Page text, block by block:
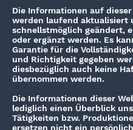
Die Informationen auf
werden laufend aktualisiert
schnellstmöglich geändert,
oder ergänzt werden. Es
Garantie für die
und Richtigkeit gegeben
diesbezüglich auch keine
übernommen werden.
Die Informationen dieser
lediglich einen Überblick
Tätigkeiten
bzw.
ersetzen nicht ein